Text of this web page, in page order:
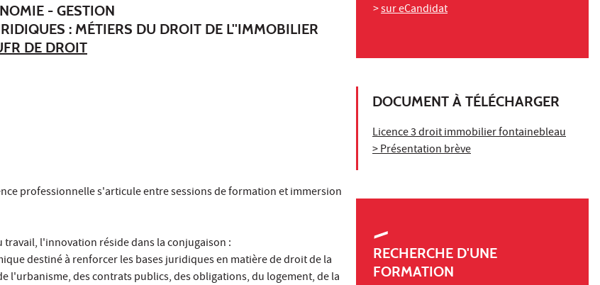
- GESTION
: MÉTIERS DU DROIT DE L''IMMOBILIER
DE DROIT
professionnelle s'articule entre sessions de formation et immersion
l'innovation réside dans la conjugaison :
destiné à renforcer les bases juridiques en matière de droit de la
l'urbanisme, des contrats publics, des obligations, du logement, de la
>sur eCandidat
DOCUMENT À TÉLÉCHARGER
Licence 3 droit immobilier fontainebleau
> Présentation brève
RECHERCHE D'UNE
FORMATION